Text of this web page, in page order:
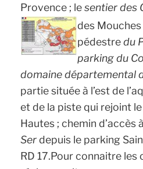
Provence ; lesentier des
des Mouches
pédestredu
parking du
domaine départemental
partie située à l’est de
et de la piste qui rejoint
Hautes ; chemin d’accès
Serdepuis le parking
RD 17.Pour connaitre